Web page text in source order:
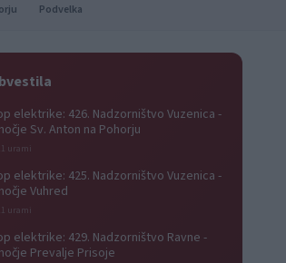
Podvelka
elektrike: 426. Nadzorništvo Vuzenica -
Sv. Anton na Pohorju
urami
elektrike: 425. Nadzorništvo Vuzenica -
Vuhred
urami
elektrike: 429. Nadzorništvo Ravne -
Prevalje Prisoje